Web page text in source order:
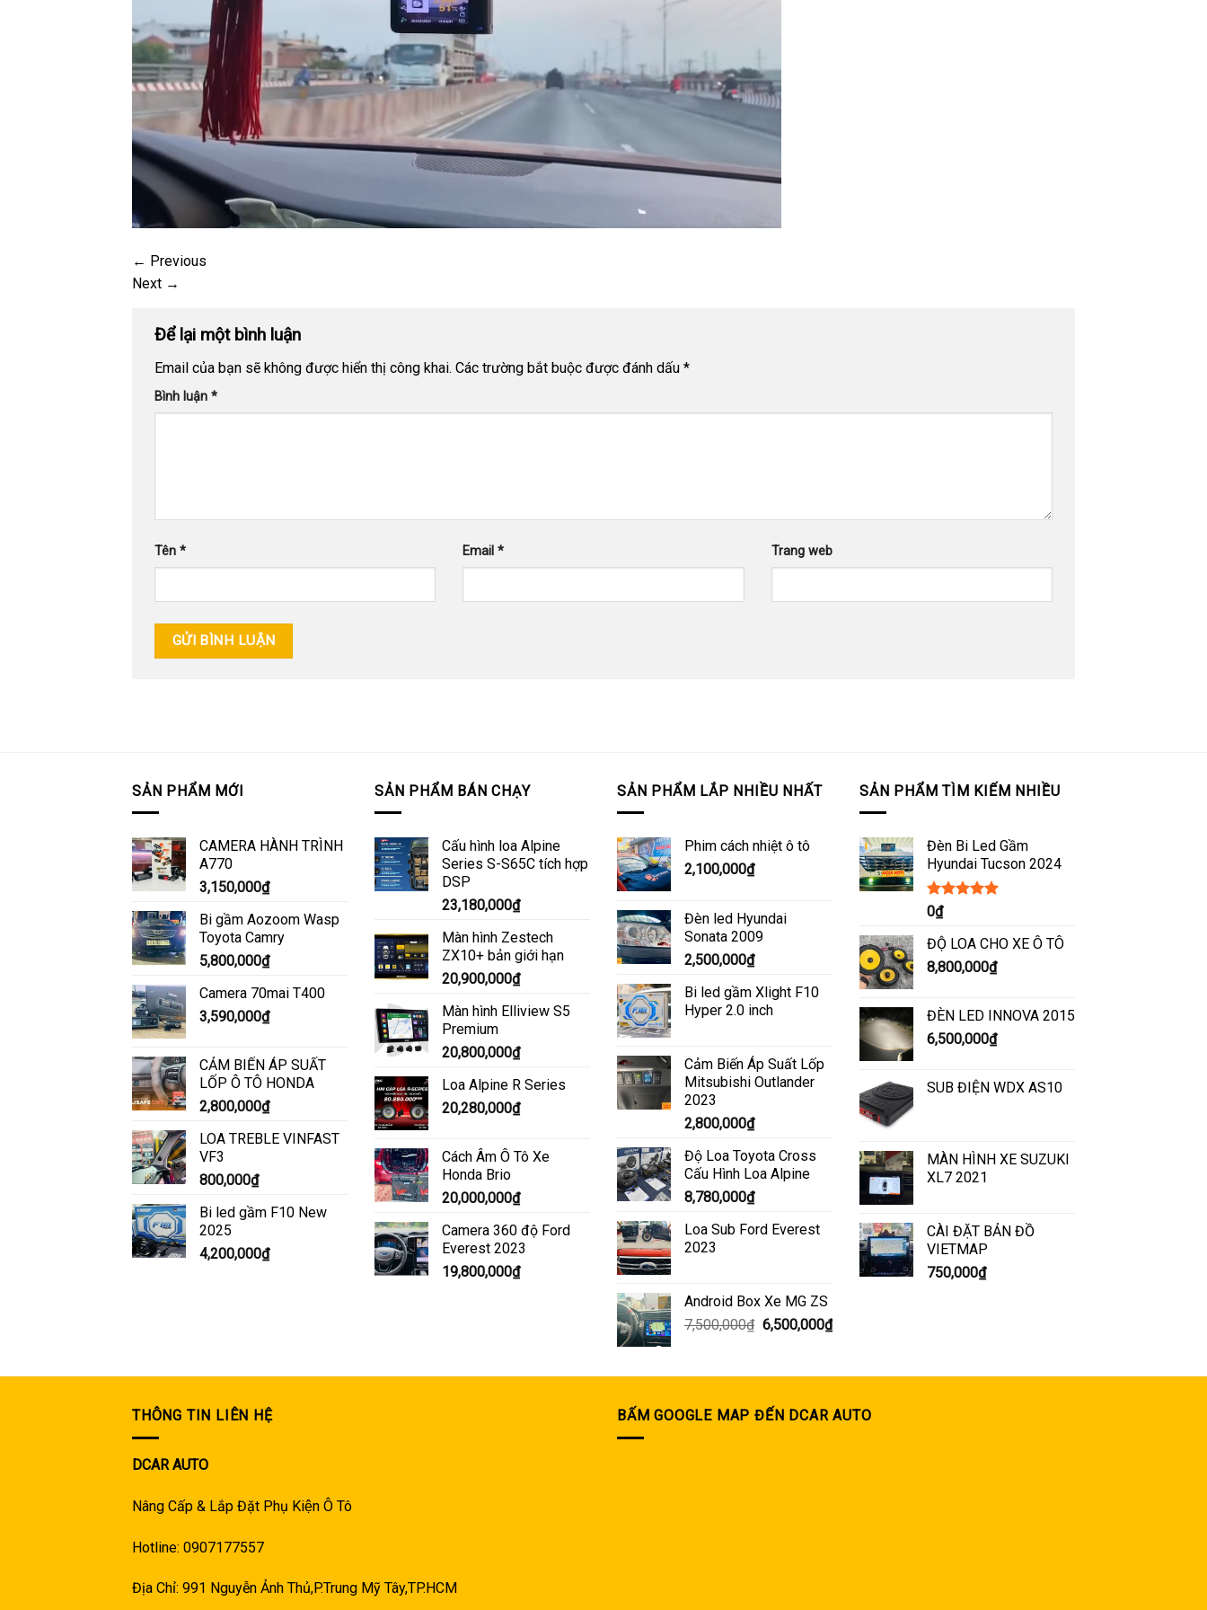
← Previous
Next →
Để lại một bình luận
Email của bạn sẽ không được hiển thị công khai. Các trường bắt buộc được đánh dấu *
Bình luận *
Tên * Email* Trang web
SẢN PHẨM MỚI
CAMERA HÀNH TRÌNH
A770
3,150,000₫
Bi gầm Aozoom Wasp
Toyota Camry
5,800,000₫
Camera 70mai T400
3,590,000₫
CẢM BIẾN ÁP SUẤT
LỐP Ô TÔ HONDA
2,800,000₫
LOA TREBLE VINFAST
VF3
800,000₫
Bi led gầm F10 New
2025
4,200,000₫
SẢN PHẨM BÁN CHẠY
Cấu hình loa Alpine
Series S-S65C tích hợp
DSP
23,180,000₫
Màn hình Zestech
ZX10+ bản giới hạn
20,900,000₫
Màn hình Elliview S5
Premium
20,800,000₫
Loa Alpine R Series
20,280,000₫
Cách Âm Ô Tô Xe
Honda Brio
20,000,000₫
Camera 360 độ Ford
Everest 2023
19,800,000₫
SẢN PHẨM LẮP NHIỀU NHẤT
Phim cách nhiệt ô tô
2,100,000₫
Đèn led Hyundai
Sonata 2009
2,500,000₫
Bi led gầm Xlight F10
Hyper 2.0 inch
Cảm Biến Áp Suất Lốp
Mitsubishi Outlander
2023
2,800,000₫
Độ Loa Toyota Cross
Cấu Hình Loa Alpine
8,780,000₫
Loa Sub Ford Everest
2023
Android Box Xe MG ZS
7,500,000₫ Giá
7,500,000₫.
6,500,000₫Giá
là:
SẢN PHẨM TÌM KIẾM NHIỀU
Đèn Bi Led Gầm
Hyundai Tucson 2024
Được xếp
hạng
sao
0₫
ĐỘ LOA CHO XE Ô TÔ
8,800,000₫
ĐÈN LED INNOVA 2015
6,500,000₫
SUB ĐIỆN WDX AS10
MÀN HÌNH XE SUZUKI
XL7 2021
CÀI ĐẶT BẢN ĐỒ
VIETMAP
750,000₫
THÔNG TIN LIÊN HỆ
DCAR AUTO
Nâng Cấp & Lắp Đặt Phụ Kiện Ô Tô
Hotline: 0907177557
Địa Chỉ: 991 Nguyễn Ảnh Thủ,P.Trung Mỹ Tây,TP.HCM
BẤM GOOGLE MAP ĐẾN DCAR AUTO